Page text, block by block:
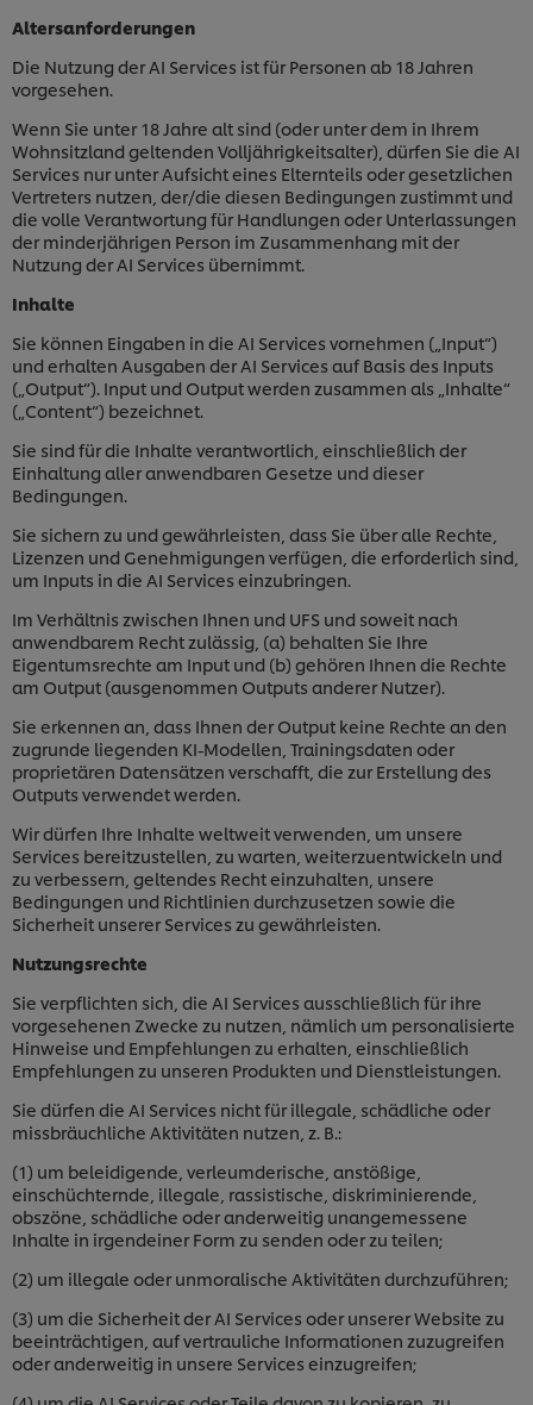
Altersanforderungen
Die Nutzung der AI Services ist für Personen ab 18 Jahren
vorgesehen.
Wenn Sie unter 18 Jahre alt sind (oder unter dem in Ihrem
Wohnsitzland geltenden Volljährigkeitsalter), dürfen Sie die AI
Services nur unter Aufsicht eines Elternteils oder gesetzlichen
Vertreters nutzen, der/die diesen Bedingungen zustimmt und
die volle Verantwortung für Handlungen oder Unterlassungen
der minderjährigen Person im Zusammenhang mit der
Nutzung der AI Services übernimmt.
Inhalte
Sie können Eingaben in die AI Services vornehmen („Input“)
und erhalten Ausgaben der AI Services auf Basis des Inputs
(„Output“). Input und Output werden zusammen als „Inhalte“
(„Content“) bezeichnet.
Sie sind für die Inhalte verantwortlich, einschließlich der
Einhaltung aller anwendbaren Gesetze und dieser
Bedingungen.
Sie sichern zu und gewährleisten, dass Sie über alle Rechte,
Lizenzen und Genehmigungen verfügen, die erforderlich sind,
um Inputs in die AI Services einzubringen.
Im Verhältnis zwischen Ihnen und UFS und soweit nach
anwendbarem Recht zulässig, (a) behalten Sie Ihre
Eigentumsrechte am Input und (b) gehören Ihnen die Rechte
am Output (ausgenommen Outputs anderer Nutzer).
Sie erkennen an, dass Ihnen der Output keine Rechte an den
zugrunde liegenden KI-Modellen, Trainingsdaten oder
proprietären Datensätzen verschafft, die zur Erstellung des
Outputs verwendet werden.
Wir dürfen Ihre Inhalte weltweit verwenden, um unsere
Services bereitzustellen, zu warten, weiterzuentwickeln und
zu verbessern, geltendes Recht einzuhalten, unsere
Bedingungen und Richtlinien durchzusetzen sowie die
Sicherheit unserer Services zu gewährleisten.
Nutzungsrechte
Sie verpflichten sich, die AI Services ausschließlich für ihre
vorgesehenen Zwecke zu nutzen, nämlich um personalisierte
Hinweise und Empfehlungen zu erhalten, einschließlich
Empfehlungen zu unseren Produkten und Dienstleistungen.
Sie dürfen die AI Services nicht für illegale, schädliche oder
missbräuchliche Aktivitäten nutzen, z. B.:
(1) um beleidigende, verleumderische, anstößige,
einschüchternde, illegale, rassistische, diskriminierende,
obszöne, schädliche oder anderweitig unangemessene
Inhalte in irgendeiner Form zu senden oder zu teilen;
(2) um illegale oder unmoralische Aktivitäten durchzuführen;
(3) um die Sicherheit der AI Services oder unserer Website zu
beeinträchtigen, auf vertrauliche Informationen zuzugreifen
oder anderweitig in unsere Services einzugreifen;